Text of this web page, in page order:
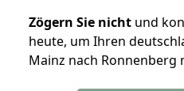
Zögern Sie nicht und
heute, um Ihren
Mainz nach Ronnenberg